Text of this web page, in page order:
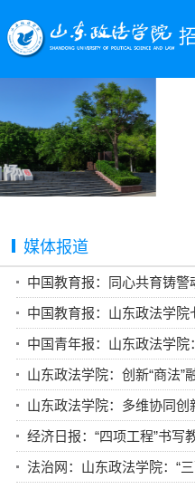
媒体报道
中国教育报：同心共育铸警
中国教育报：山东政法学
中国青年报：山东政法学
经济日报：“四项工程”书写